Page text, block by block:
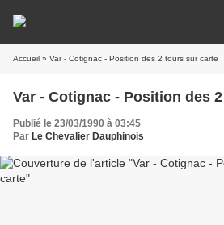
Accueil » Var - Cotignac - Position des 2 tours sur carte
Var - Cotignac - Position des
Publié le 23/03/1990 à 03:45
Par Le Chevalier Dauphinois